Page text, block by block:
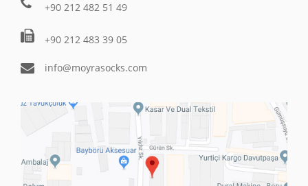
+90 212 482 51 49
+90 212 483 39 05
info@moyrasocks.com